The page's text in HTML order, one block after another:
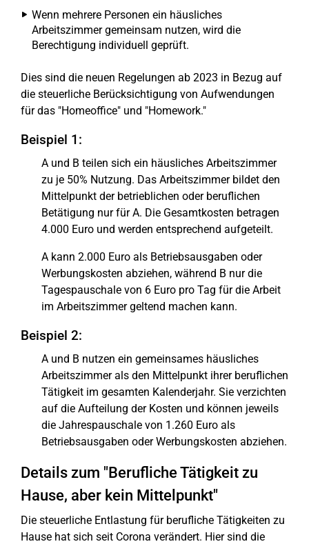
Wenn mehrere Personen ein häusliches
Arbeitszimmer gemeinsam nutzen, wird die
Berechtigung individuell geprüft.
Dies sind die neuen Regelungen ab 2023 in Bezug auf
die steuerliche Berücksichtigung von Aufwendungen
für das "Homeoffice" und "Homework."
Beispiel 1:
A und B teilen sich ein häusliches Arbeitszimmer
zu je 50% Nutzung. Das Arbeitszimmer bildet den
Mittelpunkt der betrieblichen oder beruflichen
Betätigung nur für A. Die Gesamtkosten betragen
4.000 Euro und werden entsprechend aufgeteilt.
A kann 2.000 Euro als Betriebsausgaben oder
Werbungskosten abziehen, während B nur die
Tagespauschale von 6 Euro pro Tag für die Arbeit
im Arbeitszimmer geltend machen kann.
Beispiel 2:
A und B nutzen ein gemeinsames häusliches
Arbeitszimmer als den Mittelpunkt ihrer beruflichen
Tätigkeit im gesamten Kalenderjahr. Sie verzichten
auf die Aufteilung der Kosten und können jeweils
die Jahrespauschale von 1.260 Euro als
Betriebsausgaben oder Werbungskosten abziehen.
Details zum "Berufliche Tätigkeit zu
Hause, aber kein Mittelpunkt"
Die steuerliche Entlastung für berufliche Tätigkeiten zu
Hause hat sich seit Corona verändert. Hier sind die